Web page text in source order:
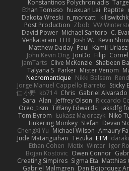
Konstantinos Polychroniadis
Ethan Tomaso huaxuan Lei Raptite
Dakota Wreski n_morcatti
Post Production Zbob VW
David Power Michael Santoro C.
Venkataram LLB Josh W. Kevin
Matthew Daday Paul Kamil Uriasz
John Kevin Ong JonDo Filip
JamTarts Clive McKenzie Shabeen
Talyana S Parker Mister Venom
Necromantique Nikki Balsem
Jorge Manuel Cappello Barreto Sticky
仁 小野 kb714 Chris Gabriel Alvarado
Sara Alan Jeffrey Olson Riccardo
Oreo_tism Tiffany Edwards iaksdfg
Tom Byrom Łukasz Majorczyk Niko
Tinkering Monkey Stefan Devan
ChengXi Yu Michael Wilson Amaury
Jude Matanguihan Tezuka ETM
Ethan Cohen Metix Winter Igor
Bojan Kostovic Owen Connor
Creating Simpires Sigma Eta Matthias
Gabriel Malmgren Dan Bojorquez